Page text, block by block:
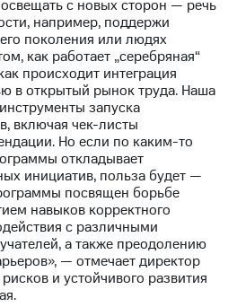
2023
с новых сторон — речь
например, поддержи
поколения или людях
как работает „серебряная“
происходит интеграция
в открытый рынок труда. Наша
запуска
включая чек-листы
Но если по каким-то
откладывает
инициатив, польза будет —
посвящен борьбе
навыков корректного
с различными
а также преодолению
— отмечает директор
и устойчивого развития